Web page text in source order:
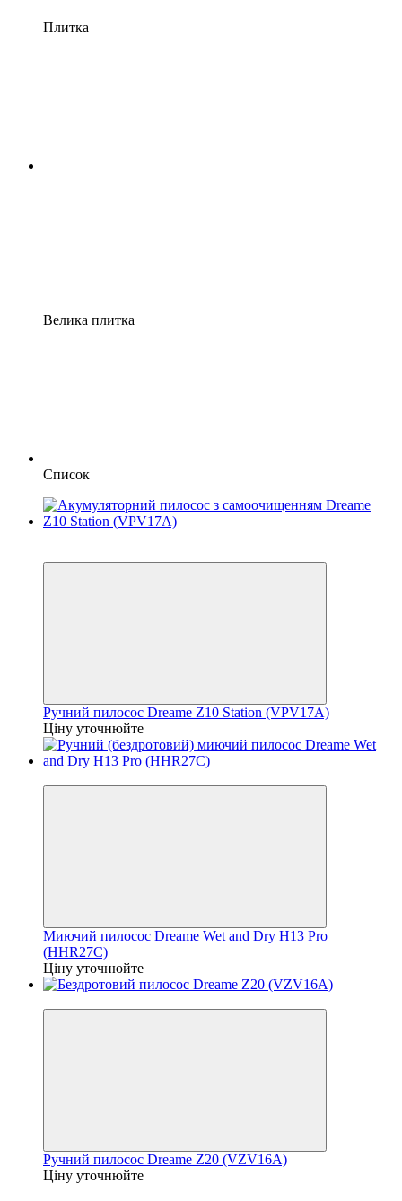
Плитка
Велика плитка
Список
Ручний пилосос Dreame Z10 Station (VPV17A)
Ціну уточнюйте
Миючий пилосос Dreame Wet and Dry H13 Pro
(HHR27C)
Ціну уточнюйте
Ручний пилосос Dreame Z20 (VZV16A)
Ціну уточнюйте